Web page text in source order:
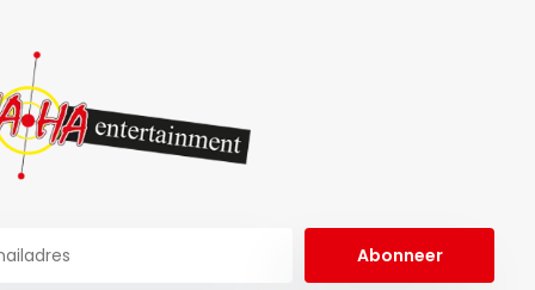
Abonneer